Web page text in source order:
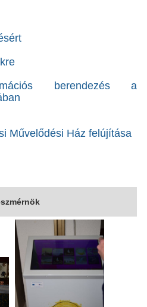
berendezés a
Művelődési Ház felújítása